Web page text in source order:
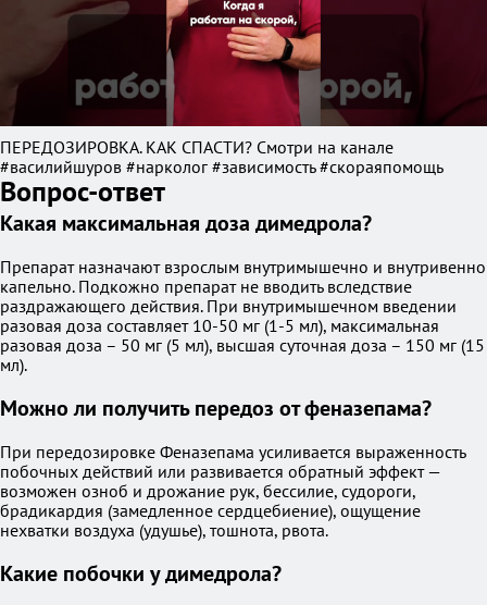
ПЕРЕДОЗИРОВКА. КАК СПАСТИ? Смотри на канале
#василийшуров #нарколог #зависимость #скораяпомощь
Вопрос-ответ
Какая максимальная доза димедрола?
Препарат назначают взрослым внутримышечно и внутривенно
капельно. Подкожно препарат не вводить вследствие
раздражающего действия. При внутримышечном введении
разовая доза составляет 10-50 мг (1-5 мл), максимальная
разовая доза – 50 мг (5 мл), высшая суточная доза – 150 мг (15
мл).
Можно ли получить передоз от феназепама?
При передозировке Феназепама усиливается выраженность
побочных действий или развивается обратный эффект —
возможен озноб и дрожание рук, бессилие, судороги,
брадикардия (замедленное сердцебиение), ощущение
нехватки воздуха (удушье), тошнота, рвота.
Какие побочки у димедрола?